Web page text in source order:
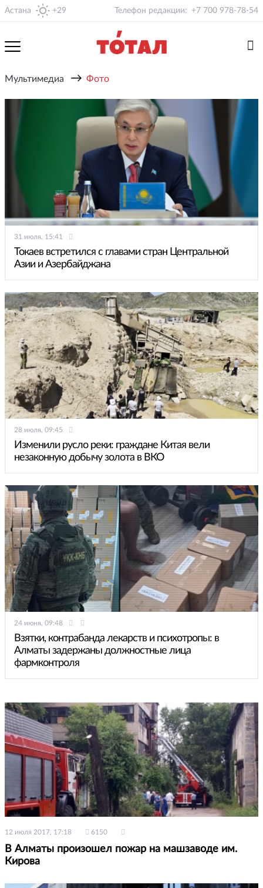
Астана +29 Телефон редакции: +7 700 978-78-54
Мультимедиа → Фото
31 июля, 15:41
Токаев встретился с главами стран Центральной
Азии и Азербайджана
28 июля, 09:45
Изменили русло реки: граждане Китая вели
незаконную добычу золота в ВКО
24 июня, 09:48
Взятки, контрабанда лекарств и психотропы: в
Алматы задержаны должностные лица
фармконтроля
12 июля 2017, 17:18 6150
В Алматы произошел пожар на машзаводе им.
Кирова